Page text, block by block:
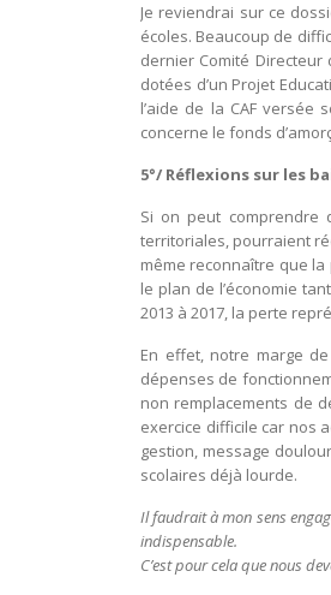
Je reviendrai sur ce
écoles. Beaucoup de
dernier Comité Directeur
dotées d’un Projet
l’aide de la CAF
concerne le fonds
5°/ Réflexions sur les
Si on peut
territoriales, pourraient
même reconnaître que
le plan de l’économie
2013 à 2017, la perte
En effet, notre marge
dépenses de
non remplacements de
exercice difficile car nos
gestion, message
scolaires déjà lourde.
Il faudrait à mon sens
indispensable.
C’est pour cela que nous